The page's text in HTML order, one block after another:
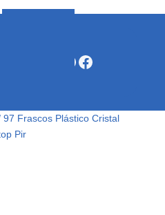
Facebook
97 Frascos Plástico Cristal
Pir